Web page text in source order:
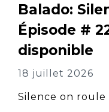
Balado:
Épisode #
disponible
18 juillet 2026
Silence on roule